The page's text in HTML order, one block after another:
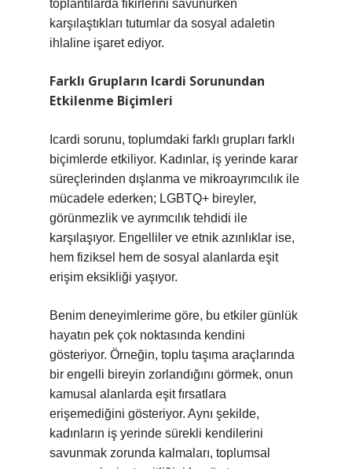
toplantılarda fikirlerini savunurken
karşılaştıkları tutumlar da sosyal adaletin
ihlaline işaret ediyor.
Farklı Grupların Icardi Sorunundan
Etkilenme Biçimleri
Icardi sorunu, toplumdaki farklı grupları farklı
biçimlerde etkiliyor. Kadınlar, iş yerinde karar
süreçlerinden dışlanma ve mikroayrımcılık ile
mücadele ederken; LGBTQ+ bireyler,
görünmezlik ve ayrımcılık tehdidi ile
karşılaşıyor. Engelliler ve etnik azınlıklar ise,
hem fiziksel hem de sosyal alanlarda eşit
erişim eksikliği yaşıyor.
Benim deneyimlerime göre, bu etkiler günlük
hayatın pek çok noktasında kendini
gösteriyor. Örneğin, toplu taşıma araçlarında
bir engelli bireyin zorlandığını görmek, onun
kamusal alanlarda eşit fırsatlara
erişemediğini gösteriyor. Aynı şekilde,
kadınların iş yerinde sürekli kendilerini
savunmak zorunda kalmaları, toplumsal